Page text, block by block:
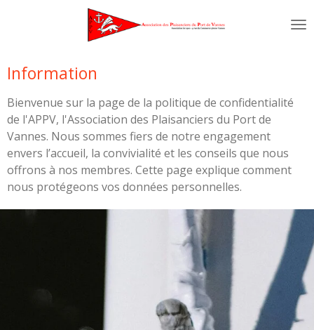
principal
Information
Bienvenue sur la page de la politique de confidentialité
de l'APPV, l'Association des Plaisanciers du Port de
Vannes. Nous sommes fiers de notre engagement
envers l’accueil, la convivialité et les conseils que nous
offrons à nos membres. Cette page explique comment
nous protégeons vos données personnelles.